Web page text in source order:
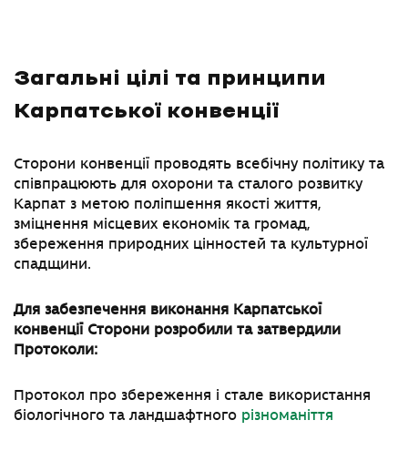
Загальні цілі та принципи
Карпатської конвенції
Сторони конвенції проводять всебічну політику та
співпрацюють для охорони та сталого розвитку
Карпат з метою поліпшення якості життя,
зміцнення місцевих економік та громад,
збереження природних цінностей та культурної
спадщини.
Для забезпечення виконання Карпатської
конвенції Сторони розробили та затвердили
Протоколи:
Протокол про збереження і стале використання
біологічного та ландшафтного різноманіття